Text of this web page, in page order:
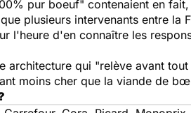
pur boeuf" contenaient en
plusieurs intervenants entre la
l'heure d'en connaître les
architecture qui "relève avant
moins cher que la viande de